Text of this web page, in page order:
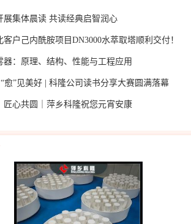
展集体晨读 共读经典启智润心
客户己内酰胺项目DN3000水萃取塔顺利交付！
器：原理、结构、性能与工程应用
愈”见美好 | 科隆公司读书分享大赛圆满落幕
匠心共圆｜萍乡科隆祝您元宵安康